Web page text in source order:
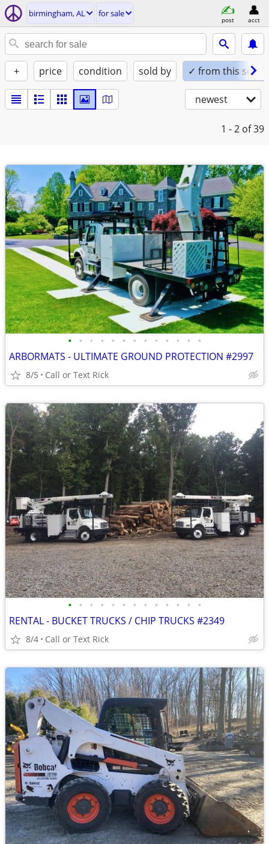
birmingham, AL for sale
post acct
+ price condition sold by ✓ from this seller
newest
1 - 2 of 39
• • • • • • • • • • • • •
ARBORMATS - ULTIMATE GROUND PROTECTION #2997
8/5 Call or Text Rick
• • • • • • • • • • • • •
RENTAL - BUCKET TRUCKS / CHIP TRUCKS #2349
8/4 Call or Text Rick